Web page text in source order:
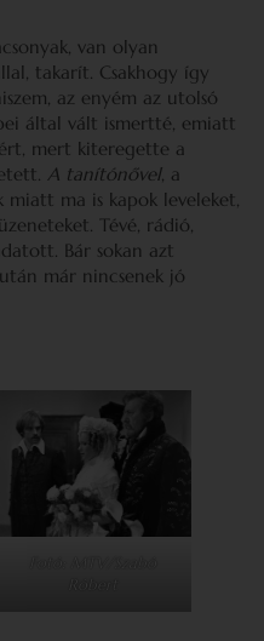
van olyan
takarít. Csakhogy így
az enyém az utolsó
által vált ismertté, emiatt
mert kiteregette a
A tanítónővel, a
miatt ma is kapok leveleket,
Tévé, rádió,
Bár sokan azt
már nincsenek jó